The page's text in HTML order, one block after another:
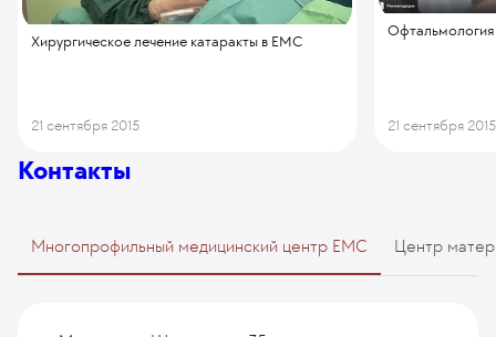
Хирургическое лечение катаракты в ЕМС
21 сентября 2015 21 сентября 2015
Контакты
Многопрофильный медицинский центр EMC Центр